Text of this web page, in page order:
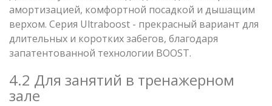
амортизацией, комфортной посадкой и дышащим
верхом. Серия Ultraboost - прекрасный вариант для
длительных и коротких забегов, благодаря
запатентованной технологии BOOST.
4.2 Для занятий в тренажерном
зале